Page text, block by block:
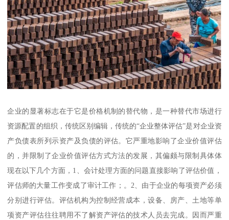
企业的显著标志在于它是价格机制的替代物，是一种替代市场进行
资源配置的组织，传统区别编辑，传统的“企业整体评估”是对企业资
产负债表所列示资产及负债的评估。它严重地影响了企业价值评估
的，并限制了企业价值评估方式方法的发展，其偏颇与限制具体体
现在以下几个方面，1、会计处理方面的问题直接影响了评估价值，
评估师的大量工作变成了审计工作；。2、由于企业的每项资产必须
分别进行评估。评估机构为控制经营成本，设备、房产、土地等单
项资产评估往往聘用不了解资产评估的技术人员去完成。因而严重